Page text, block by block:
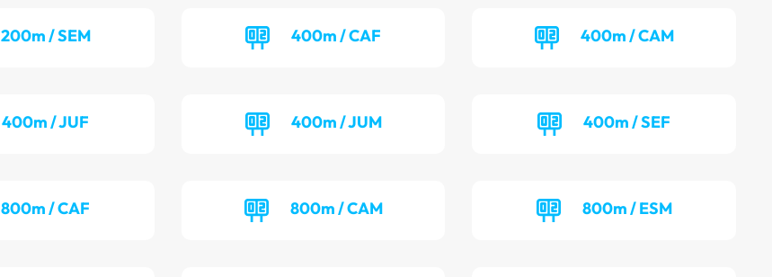
200m / SEM 400m / CAF 400m / CAM
400m / JUF 400m / JUM 400m / SEF
800m / CAF 800m / CAM 800m / ESM